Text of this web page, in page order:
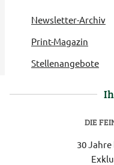
Newsletter-Archiv
Print-Magazin
Stellenangebote
DIE
30